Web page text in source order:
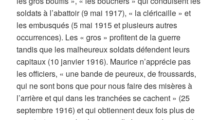
soldats à l’abattoir (9 mai 1917), « la cléricaille » et
les embusqués (5 mai 1915 et plusieurs autres
occurrences). Les « gros » profitent de la guerre
tandis que les malheureux soldats défendent leurs
capitaux (10 janvier 1916). Maurice n’apprécie pas
les officiers, « une bande de peureux, de froussards,
qui ne sont bons que pour nous faire des misères à
l’arrière et qui dans les tranchées se cachent » (25
septembre 1916) et qui obtiennent deux fois plus de